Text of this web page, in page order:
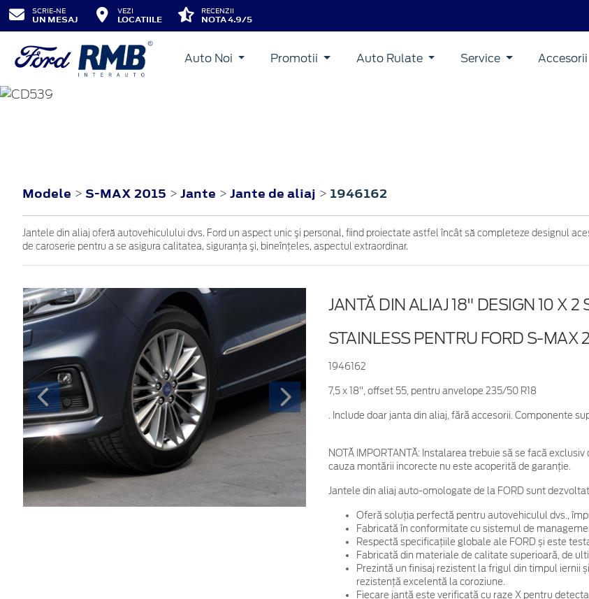
SCRIE-NE
UN MESAJ
VEZI
LOCATIILE
RECENZII
NOTA 4.9/5
Auto Noi Promotii Auto Rulate Service Accesorii
S-MAX
Modele > S-MAX 2015 > Jante > Jante de aliaj > 1946162
Jantele din aliaj oferă autovehiculului dvs. Ford un aspect unic şi personal, fiind proiectate astfel încât să completeze designul
de caroserie pentru a se asigura calitatea, siguranţa şi, bineînţeles, aspectul extraordinar.
JANTĂ DIN ALIAJ 18" DESIGN 10 X 2
STAINLESS PENTRU FORD S-MAX
1946162
7,5 x 18", offset 55, pentru anvelope 235/50 R18
. Include doar janta din aliaj, fără accesorii. Componente
NOTĂ IMPORTANTĂ:Instalarea trebuie să se facă exclusiv
cauza montării incorecte nu este acoperită de garanţie.
Jantele din aliaj auto-omologate de la FORD sunt
Oferă soluția perfectă pentru autovehiculul dvs.,
Fabricată în conformitate cu sistemul de
Respectă specificațiile globale ale FORD și este
Fabricată din materiale de calitate superioară, de
Prezintă un finisaj rezistent la frigul din timpul iernii
rezistență excelentă la coroziune.
Fiecare jantă este verificată cu raze X pentru